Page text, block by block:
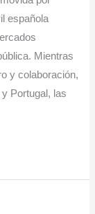
española
Mientras
y colaboración,
Portugal, las